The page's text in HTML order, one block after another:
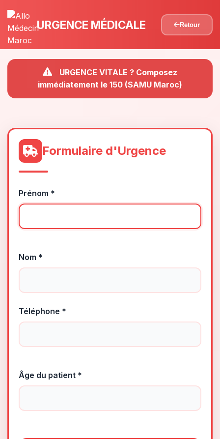
URGENCE MÉDICALE Retour
URGENCE VITALE ? Composez
immédiatement le 150 (SAMU Maroc)
Formulaire d'Urgence
Prénom *
Nom *
Téléphone *
Âge du patient *